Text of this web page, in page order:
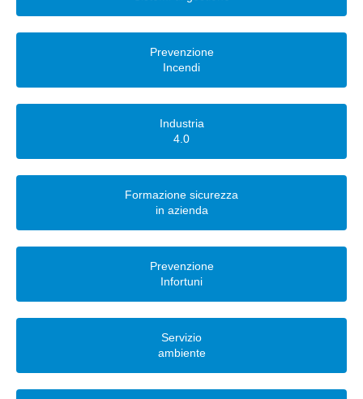
Prevenzione
Incendi
Industria
4.0
Formazione sicurezza
in azienda
Prevenzione
Infortuni
Servizio
ambiente